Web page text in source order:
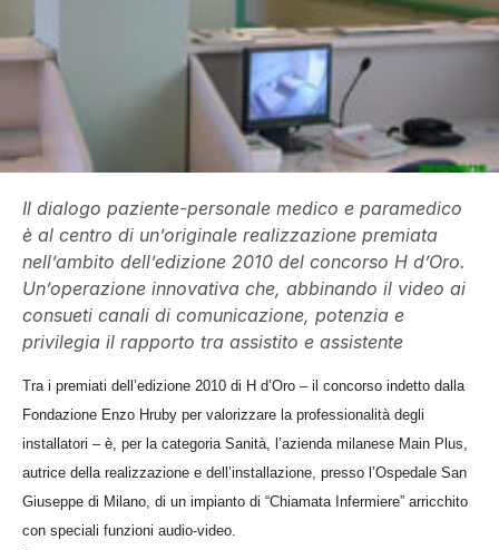
Il dialogo paziente-personale medico e paramedico
è al centro di un’originale realizzazione premiata
nell’ambito dell’edizione 2010 del concorso H d’Oro.
Un’operazione innovativa che, abbinando il video ai
consueti canali di comunicazione, potenzia e
privilegia il rapporto tra assistito e assistente
Tra i premiati dell’edizione 2010 di H d’Oro – il concorso indetto dalla
Fondazione Enzo Hruby per valorizzare la professionalità degli
installatori – è, per la categoria Sanità, l’azienda milanese Main Plus,
autrice della realizzazione e dell’installazione, presso l’Ospedale San
Giuseppe di Milano, di un impianto di “Chiamata Infermiere” arricchito
con speciali funzioni audio-video.